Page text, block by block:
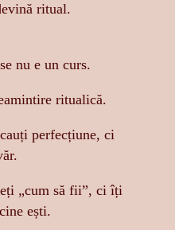
ritual.
nu e un curs.
ritualică.
perfecțiune, ci
„cum să fii”, ci îți
ești.